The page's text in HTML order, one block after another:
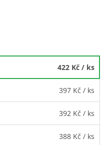
422 Kč / ks
397 Kč / ks
392 Kč / ks
388 Kč / ks